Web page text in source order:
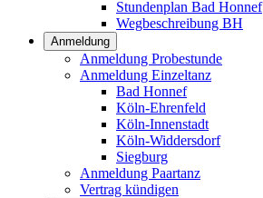
Stundenplan Bad Honnef
Wegbeschreibung BH
Anmeldung
Anmeldung Probestunde
Anmeldung Einzeltanz
Bad Honnef
Köln-Ehrenfeld
Köln-Innenstadt
Köln-Widdersdorf
Siegburg
Anmeldung Paartanz
Vertrag kündigen